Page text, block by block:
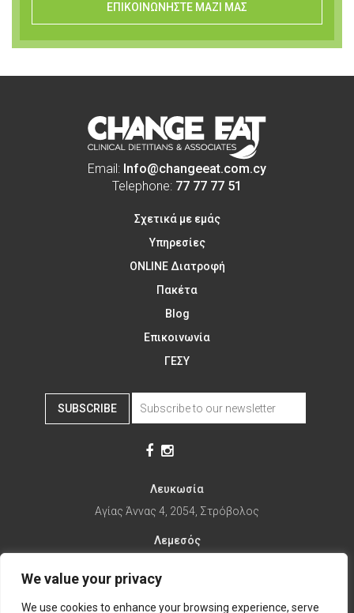
We value your privacy
We use cookies to enhance your browsing experience, serve
ΕΠΙΚΟΙΝΩΝΗΣΤΕ ΜΑΖΙ ΜΑΣ
Email: Info@changeeat.com.cy
Telephone: 77 77 77 51
Σχετικά με εμάς
Υπηρεσίες
ONLINE Διατροφή
Πακέτα
Blog
Επικοινωνία
ΓΕΣΥ
SUBSCRIBE
Λευκωσία
Αγίας Άννας 4, 2054, Στρόβολος
Λεμεσός